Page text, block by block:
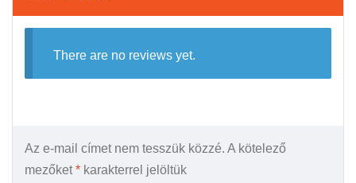
There are no reviews yet.
Az e-mail címet nem tesszük közzé. A kötelező
mezőket* karakterrel jelöltük